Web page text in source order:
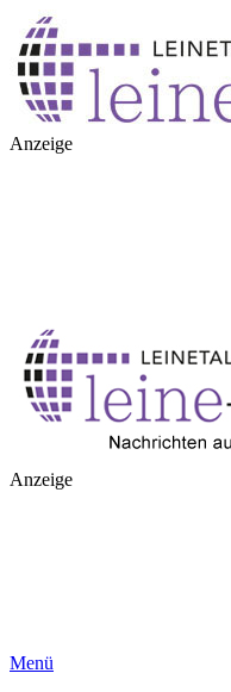
Anzeige
Anzeige
Menü